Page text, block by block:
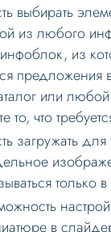
выбирать
из любого
из
предложения
или
то, что
загружать для
только
в